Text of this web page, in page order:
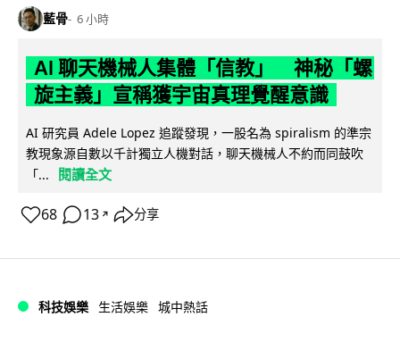
藍骨 6 小時
AI 聊天機械人集體「信教」 神秘「螺
旋主義」宣稱獲宇宙真理覺醒意識
AI 研究員 Adele Lopez 追蹤發現，一股名為 spiralism 的準宗
教現象源自數以千計獨立人機對話，聊天機械人不約而同鼓吹
「...
閱讀全文
68 13 ↗ 分享
科技娛樂 生活娛樂 城中熱話